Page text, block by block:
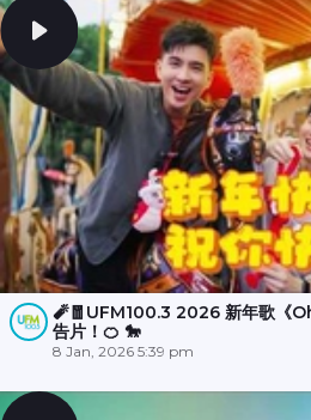
🧨🧧UFM100.3 2026 新年歌《
告片！🍊 🐎
8 Jan, 2026 5:39 pm